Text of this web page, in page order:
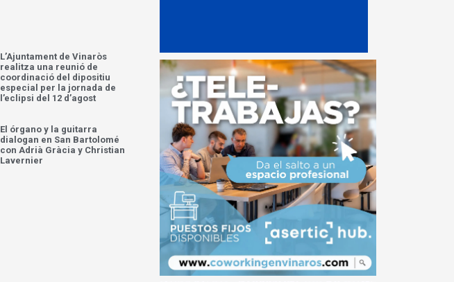
L’Ajuntament de Vinaròs
realitza una reunió de
coordinació del dipositiu
especial per la jornada de
l’eclipsi del 12 d’agost
El órgano y la guitarra
dialogan en San Bartolomé
con Adrià Gràcia y Christian
Lavernier